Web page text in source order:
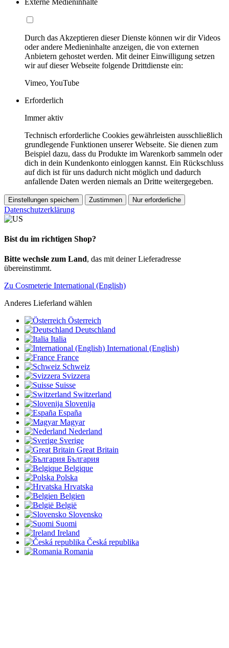
Durch das Akzeptieren dieser Dienste können wir dir Videos
oder andere Medieninhalte anzeigen, die von externen
Anbietern gehostet werden. Mit deiner Einwilligung setzen
wir auf dieser Webseite folgende Drittdienste ein:
Vimeo, YouTube
Erforderlich
Immer aktiv
Technisch erforderliche Cookies gewährleisten ausschließlich
grundlegende Funktionen unserer Webseite. Sie dienen zum
Beispiel dazu, dass du Produkte im Warenkorb sammeln oder
dich in dein Kundenkonto einloggen kannst. Ein Rückschluss
auf dich ist für uns dadurch nicht möglich und dadurch
anfallende Daten werden niemals an Dritte weitergegeben.
Einstellungen speichern Zustimmen Nur erforderliche
Datenschutzerklärung
Bist du im richtigen Shop?
Bitte wechsle zum Land, das mit deiner Lieferadresse
übereinstimmt.
Zu Cosmeterie International (English)
Anderes Lieferland wählen
Österreich
Deutschland
Italia
International (English)
France
Schweiz
Svizzera
Suisse
Switzerland
Slovenija
España
Magyar
Nederland
Sverige
Great Britain
България
Belgique
Polska
Hrvatska
Belgien
België
Slovensko
Suomi
Ireland
Česká republika
Romania